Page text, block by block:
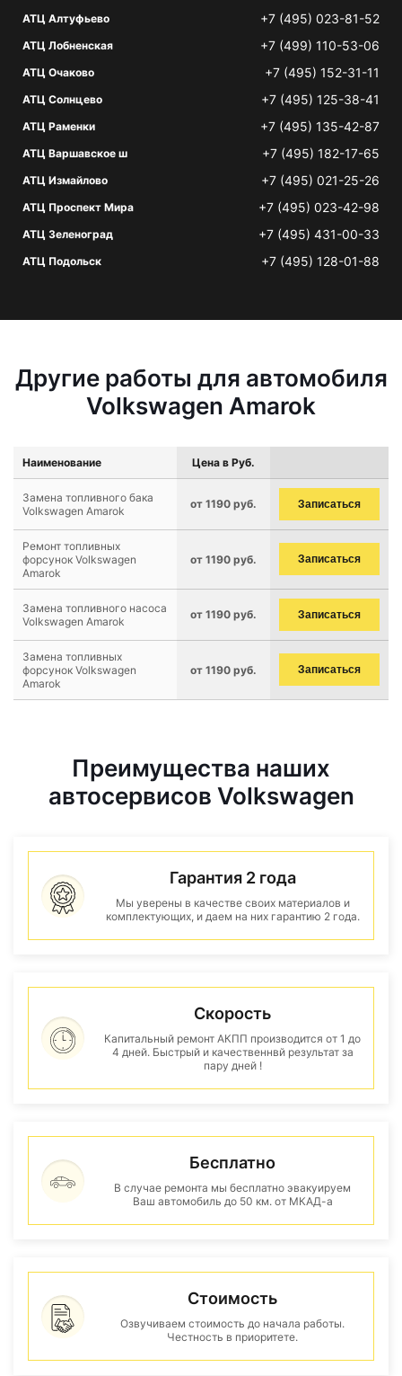
АТЦ Алтуфьево +7 (495) 023-81-52
АТЦ Лобненская +7 (499) 110-53-06
АТЦ Очаково +7 (495) 152-31-11
АТЦ Солнцево +7 (495) 125-38-41
АТЦ Раменки +7 (495) 135-42-87
АТЦ Варшавское ш +7 (495) 182-17-65
АТЦ Измайлово +7 (495) 021-25-26
АТЦ Проспект Мира +7 (495) 023-42-98
АТЦ Зеленоград +7 (495) 431-00-33
АТЦ Подольск +7 (495) 128-01-88
Другие работы для автомобиля
Volkswagen Amarok
Наименование Цена в Руб.
Замена топливного бака
Volkswagen Amarok
от 1190 руб. Записаться
Ремонт топливных
форсунок Volkswagen
Amarok
от 1190 руб. Записаться
Замена топливного насоса
Volkswagen Amarok
от 1190 руб. Записаться
Замена топливных
форсунок Volkswagen
Amarok
от 1190 руб. Записаться
Преимущества наших
автосервисов Volkswagen
Гарантия 2 года
Мы уверены в качестве своих материалов и
комплектующих, и даем на них гарантию 2 года.
Скорость
Капитальный ремонт АКПП производится от 1 до
4 дней. Быстрый и качественнвй результат за
пару дней !
Бесплатно
В случае ремонта мы бесплатно эвакуируем
Ваш автомобиль до 50 км. от МКАД-а
Стоимость
Озвучиваем стоимость до начала работы.
Честность в приоритете.